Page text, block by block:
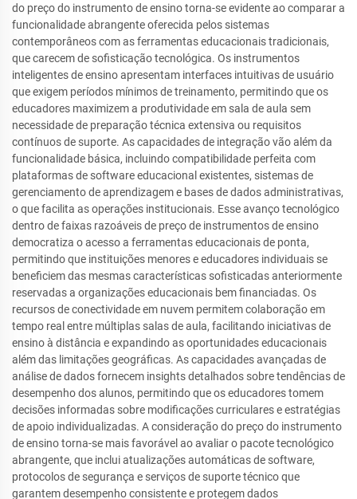
do preço do instrumento de ensino torna-se evidente ao comparar a
funcionalidade abrangente oferecida pelos sistemas
contemporâneos com as ferramentas educacionais tradicionais,
que carecem de sofisticação tecnológica. Os instrumentos
inteligentes de ensino apresentam interfaces intuitivas de usuário
que exigem períodos mínimos de treinamento, permitindo que os
educadores maximizem a produtividade em sala de aula sem
necessidade de preparação técnica extensiva ou requisitos
contínuos de suporte. As capacidades de integração vão além da
funcionalidade básica, incluindo compatibilidade perfeita com
plataformas de software educacional existentes, sistemas de
gerenciamento de aprendizagem e bases de dados administrativas,
o que facilita as operações institucionais. Esse avanço tecnológico
dentro de faixas razoáveis de preço de instrumentos de ensino
democratiza o acesso a ferramentas educacionais de ponta,
permitindo que instituições menores e educadores individuais se
beneficiem das mesmas características sofisticadas anteriormente
reservadas a organizações educacionais bem financiadas. Os
recursos de conectividade em nuvem permitem colaboração em
tempo real entre múltiplas salas de aula, facilitando iniciativas de
ensino à distância e expandindo as oportunidades educacionais
além das limitações geográficas. As capacidades avançadas de
análise de dados fornecem insights detalhados sobre tendências de
desempenho dos alunos, permitindo que os educadores tomem
decisões informadas sobre modificações curriculares e estratégias
de apoio individualizadas. A consideração do preço do instrumento
de ensino torna-se mais favorável ao avaliar o pacote tecnológico
abrangente, que inclui atualizações automáticas de software,
protocolos de segurança e serviços de suporte técnico que
garantem desempenho consistente e protegem dados